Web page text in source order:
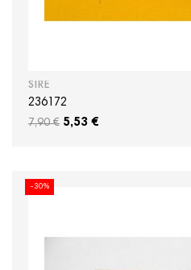
SIRE
236172
7,90 € 5,53 €
-30%